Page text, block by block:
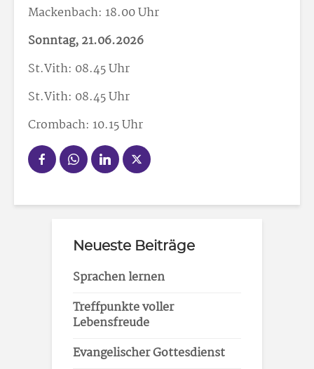
Mackenbach: 18.00 Uhr
Sonntag, 21.06.2026
St.Vith: 08.45 Uhr
St.Vith: 08.45 Uhr
Crombach: 10.15 Uhr
Neueste Beiträge
Sprachen lernen
Treffpunkte voller
Lebensfreude
Evangelischer Gottesdienst